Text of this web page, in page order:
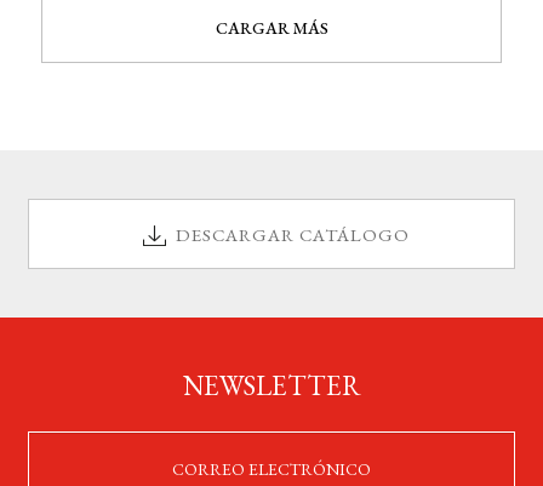
CARGAR MÁS
DESCARGAR CATÁLOGO
NEWSLETTER